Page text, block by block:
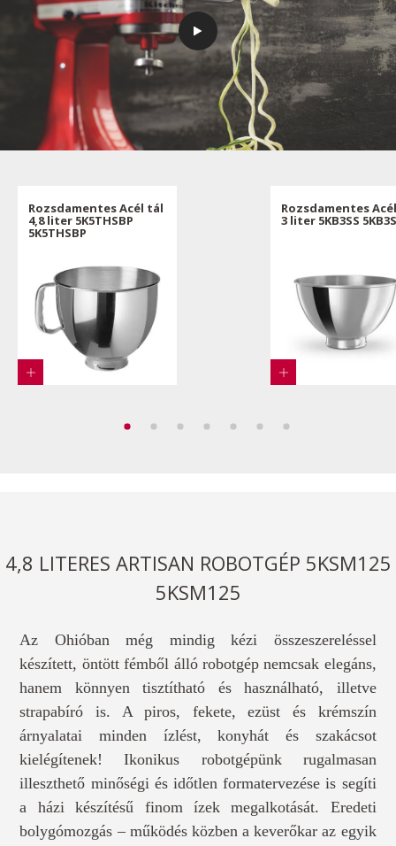
Rozsdamentes Acél tál
4,8 liter 5K5THSBP
5K5THSBP
Rozsdamentes
3 liter 5KB3SS
4,8 LITERES ARTISAN ROBOTGÉP 5KSM125
5KSM125
Az Ohióban még mindig kézi összeszereléssel
készített, öntött fémből álló robotgép nemcsak elegáns,
hanem könnyen tisztítható és használható, illetve
strapabíró is. A piros, fekete, ezüst és krémszín
árnyalatai minden ízlést, konyhát és szakácsot
kielégítenek! Ikonikus robotgépünk rugalmasan
illeszthető minőségi és időtlen formatervezése is segíti
a házi készítésű finom ízek megalkotását. Eredeti
bolygómozgás – működés közben a keverőkar az egyik